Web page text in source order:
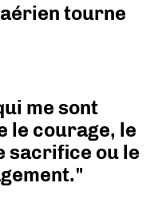
aérien tourne
me sont
le courage, le
sacrifice ou le